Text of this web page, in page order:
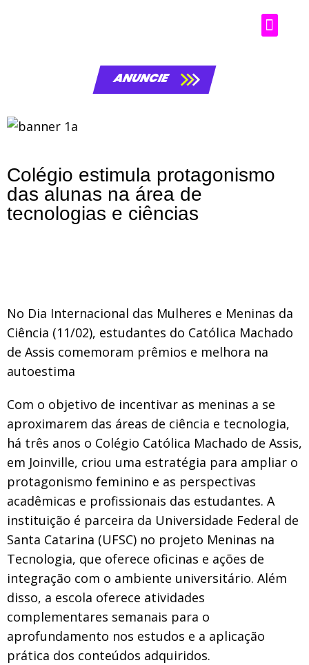
ANUNCIE
Colégio estimula protagonismo
das alunas na área de
tecnologias e ciências
No Dia Internacional das Mulheres e Meninas da
Ciência (11/02), estudantes do Católica Machado
de Assis comemoram prêmios e melhora na
autoestima
Com o objetivo de incentivar as meninas a se
aproximarem das áreas de ciência e tecnologia,
há três anos o Colégio Católica Machado de Assis,
em Joinville, criou uma estratégia para ampliar o
protagonismo feminino e as perspectivas
acadêmicas e profissionais das estudantes. A
instituição é parceira da Universidade Federal de
Santa Catarina (UFSC) no projeto Meninas na
Tecnologia, que oferece oficinas e ações de
integração com o ambiente universitário. Além
disso, a escola oferece atividades
complementares semanais para o
aprofundamento nos estudos e a aplicação
prática dos conteúdos adquiridos.